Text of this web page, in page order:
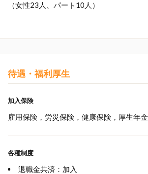
（女性23人、パート10人）
待遇・福利厚生
加入保険
雇用保険，労災保険，健康保険，厚生年金
各種制度
退職金共済：加入